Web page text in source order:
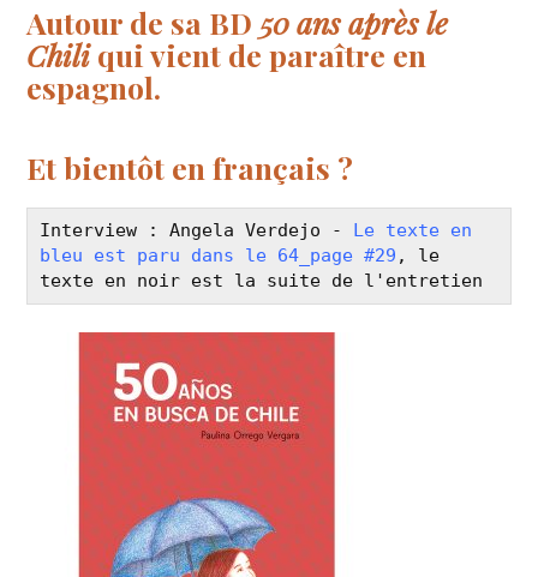
Autour de sa BD 50 ans après le
Chiliqui vient de paraître en
espagnol.
Et bientôt en français ?
Interview : Angela Verdejo - Le texte en
bleu est paru dans le 64_page #29 , le
texte en noir est la suite de l'entretien